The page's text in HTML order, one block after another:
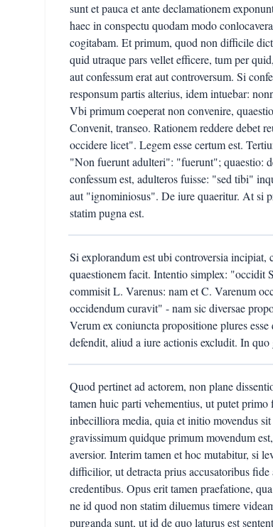
sunt et pauca et ante declamationem
haec in conspectu quodam modo
cogitabam. Et primum, quod non difficile
quid utraque pars vellet efficere, tum per
aut confessum erat aut controversum. Si
responsum partis alterius, idem intuebar:
Vbi primum coeperat non convenire,
Convenit, transeo. Rationem reddere debet
occidere licet". Legem esse certum est.
"Non fuerunt adulteri": "fuerunt"; quaestio:
confessum est, adulteros fuisse: "sed tibi"
aut "ignominiosus". De iure quaeritur. At si
statim pugna est.
Si explorandum est ubi controversia
quaestionem facit. Intentio simplex: "occidit
commisit L. Varenus: nam et C. Varenum
occidendum curavit" - nam sic diversae
Verum ex coniuncta propositione plures
defendit, aliud a iure actionis excludit. In
Quod pertinet ad actorem, non plane
tamen huic parti vehementius, ut putet
inbecilliora media, quia et initio movendus
gravissimum quidque primum movendum
aversior. Interim tamen et hoc mutabitur, si
difficilior, ut detracta prius accusatoribus
credentibus. Opus erit tamen praefatione,
ne id quod non statim diluemus timere
purganda sunt, ut id de quo laturus est